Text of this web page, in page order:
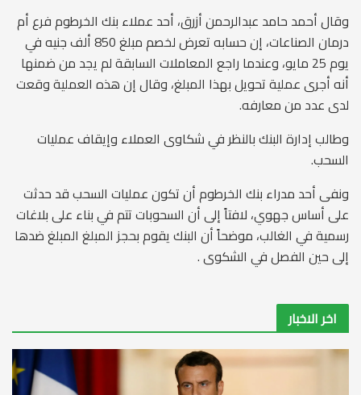
وقال أحمد حامد عبدالرحمن أزرق، أحد عملاء بنك الخرطوم فرع أم
درمان الصناعات، إن حسابه تعرض لخصم مبلغ 850 ألف جنيه في
يوم 25 مايو، وعندما راجع المعاملات السابقة لم يجد من ضمنها
أنه أجرى عملية تحويل بهذا المبلغ، وقال إن هذه العملية وقعت
لدى عدد من معارفه.
وطالب إدارة البنك بالنظر في شكاوى العملاء وإيقاف عمليات
السحب.
ونفى أحد مدراء بنك الخرطوم أن تكون عمليات السحب قد حدثت
على أساس جهوي، لافتاً إلى أن السحوبات تتم في بناء على بلاغات
رسمية في الغالب، موضحاً أن البنك يقوم بحجز المبلغ المبلغ ضدها
إلى حين الفصل في الشكوى .
اخر الاخبار